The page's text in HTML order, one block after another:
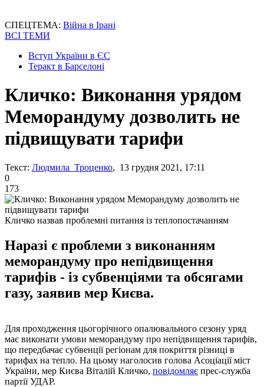
СПЕЦТЕМА: Війна в Ірані
ВСІ ТЕМИ
Вступ України в ЄС
Теракт в Барселоні
Кличко: Виконання урядом
Меморандуму дозволить не
підвищувати тарифи
Текст: Людмила Троценко, 13 грудня 2021, 17:11
0
173
Кличко назвав проблемні питання із теплопостачанням
Наразі є проблеми з виконанням
меморандуму про непідвищення
тарифів - із субвенціями та обсягами
газу, заявив мер Києва.
Для проходження цьогорічного опалювального сезону уряд
має виконати умови меморандуму про непідвищення тарифів,
що передбачає субвенції регіонам для покриття різниці в
тарифах на тепло. На цьому наголосив голова Асоціації міст
України, мер Києва Віталій Кличко, повідомляє прес-служба
партії УДАР.